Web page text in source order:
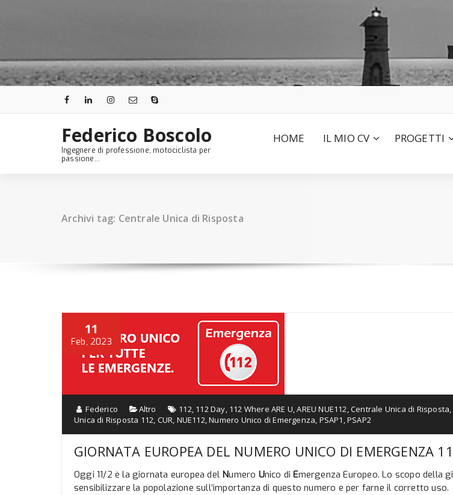
Federico Boscolo
Ingegnere di professione, motociclista per
passione...
HOME IL MIO CV PROGETTI
Archivi tag: Centrale Unica di Risposta
11
Feb, 2023
Federico Altro 112, 112 Day, 112 Where ARE U,AREU NUE112,Centrale Unica di Risposta,
Unica di Risposta 112, CUR, NUE112,Numero Unico di Emergenza, PSAP1 ,PSAP2
GIORNATA EUROPEA DEL NUMERO UNICO DI EMERGENZA
Oggi 11/2 è la giornata europea del Numero Unico diEmergenza Europeo. Lo scopo della
sensibilizzare la popolazione sull’importanza di questo numero e per farne il corretto uso.